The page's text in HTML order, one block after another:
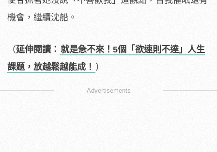
機會，繼續沈船。
（延伸閱讀： 就是急不來！5個「欲速則不達」人生
課題，放越鬆越能成！ ）
Advertisements